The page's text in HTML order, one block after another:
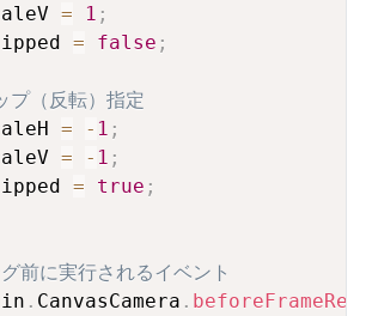
= 1 ;
= false ;
（反転）指定
= - 1 ;
= - 1 ;
= true ;
前に実行されるイベント
. CanvasCamera .